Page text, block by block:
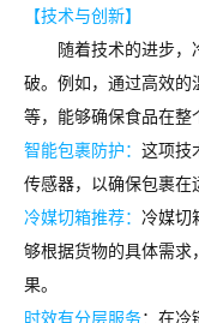
【技术与创新】
随着技术的进步
破。例如，通过高效
等，能够确保食品在整
智能包裹防护： 这项技
传感器，以确保包裹在
冷媒切箱推荐： 冷媒切
够根据货物的具体需
果。
时效有分层服务：在冷